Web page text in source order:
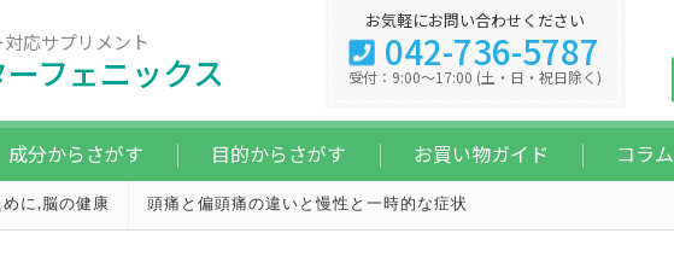
応サプリメント
フェニックス
成分からさがす 目的からさがす お買い物ガイド コラム
お気軽にお問い合わせください
042-736-5787
受付：9:00～17:00 (土・日・祝日除く)
に,脳の健康 頭痛と偏頭痛の違いと慢性と一時的な症状